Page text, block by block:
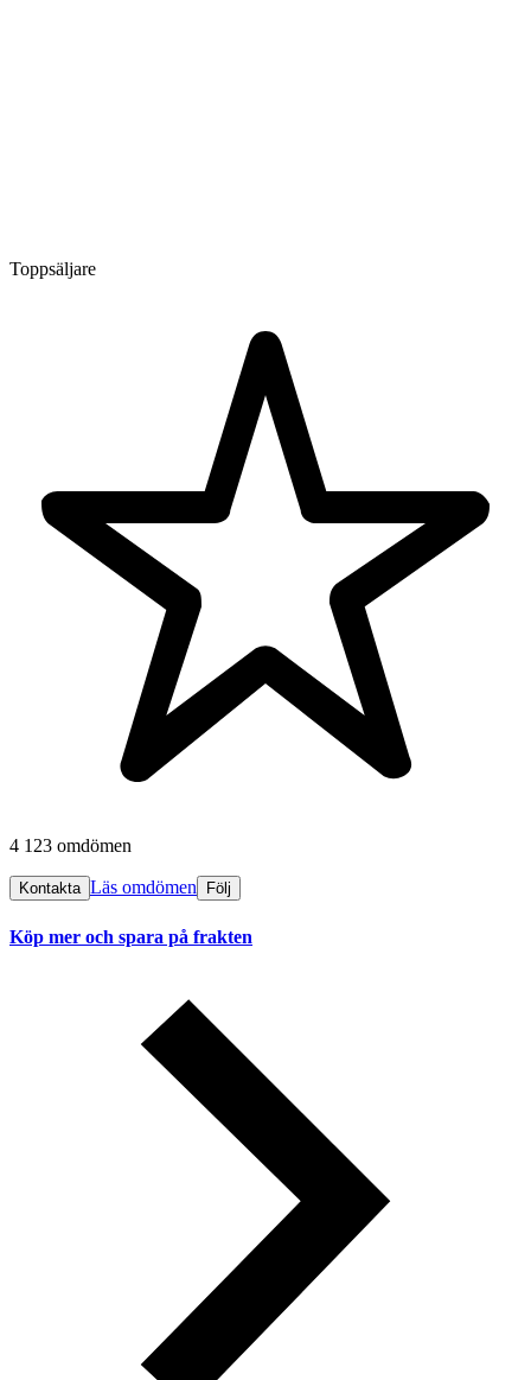
Toppsäljare
4 123 omdömen
Kontakta Läs omdömen Följ
Köp mer och spara på frakten